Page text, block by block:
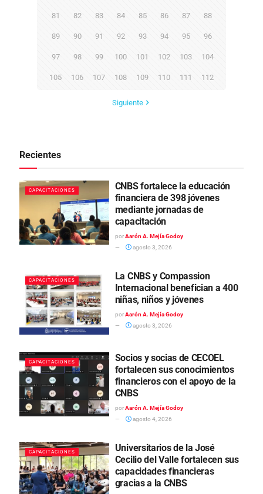
81 82 83 84 85 86 87 88
89 90 91 92 93 94 95 96
97 98 99 100 101 102 103 104
105 106 107 108 109 110 111 112
Siguiente
Recientes
CAPACITACIONES
CNBS fortalece la educación
financiera de 398 jóvenes
mediante jornadas de
capacitación
por Aarón A. Mejía Godoy
agosto 3, 2026
CAPACITACIONES
La CNBS y Compassion
Internacional benefician a 400
niñas, niños y jóvenes
por Aarón A. Mejía Godoy
agosto 3, 2026
CAPACITACIONES
Socios y socias de CECOEL
fortalecen sus conocimientos
financieros con el apoyo de la
CNBS
por Aarón A. Mejía Godoy
agosto 4, 2026
CAPACITACIONES
Universitarios de la José
Cecilio del Valle fortalecen sus
capacidades financieras
gracias a la CNBS